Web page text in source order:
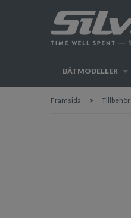
BÅTMODELLER
Framsida Tillbehör